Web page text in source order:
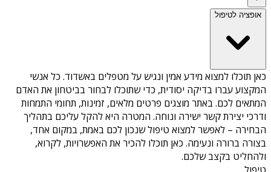
אופציה לטיפול
כאן תוכלו למצוא מידע אמין ונגיש על מטפלים באשדוד. כל אנשי
המקצוע עברו בדיקה יסודית, כדי שתוכלו לבחור בביטחון את האדם
המתאים לכם. באתר מוצגים פרטים מלאים, זמינות, תחומי התמחות
ודרכי יצירת קשר ישירה ונוחה. המטרה היא להקל עליכם בתהליך
הבחירה – לאפשר למצוא טיפול שנכון לכם באמת, במקום אחד,
בצורה ברורה ונעימה. כאן תוכלו להכיר את האפשרויות, לקרוא,
ולהחליט בקצב שלכם.